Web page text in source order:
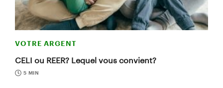
VOTRE ARGENT
CELI ou REER? Lequel vous convient?
5 MIN